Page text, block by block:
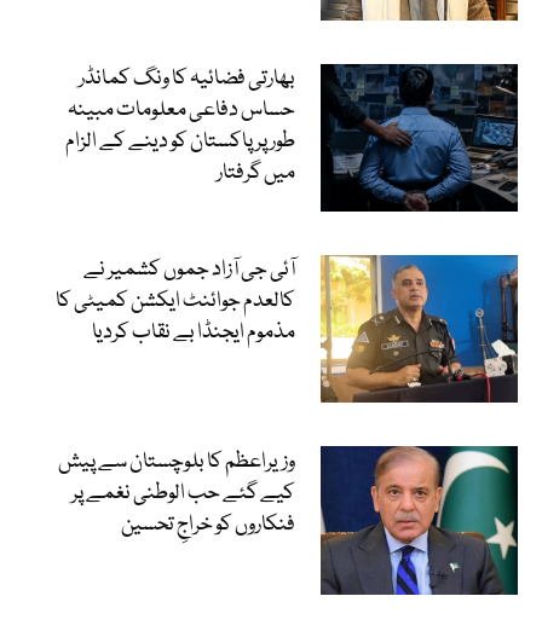
بھارتی فضائیہ کا ونگ کمانڈر
حساس دفاعی معلومات مبینہ
طور پر پاکستان کو دینے کے الزام
میں گرفتار
آئی جی آزاد جموں کشمیر نے
کالعدم جوائنٹ ایکشن کمیٹی کا
مذموم ایجنڈا بے نقاب کردیا
وزیراعظم کا بلوچستان سے پیش
کیے گئے حب الوطنی نغمے پر
فنکاروں کو خراجِ تحسین